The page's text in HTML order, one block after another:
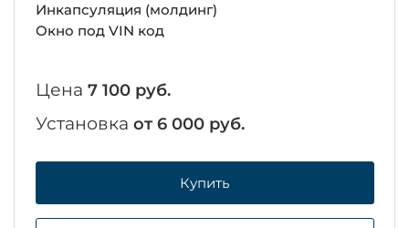
Инкапсуляция (молдинг)
Окно под VIN код
Цена 7 100 руб.
Установка от 6 000 руб.
Купить